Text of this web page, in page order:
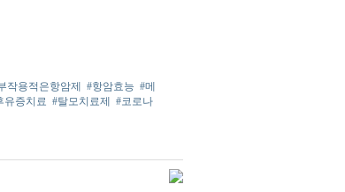
작용적은항암제 #항암효능 #메
유증치료 #탈모치료제
#코로나